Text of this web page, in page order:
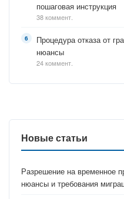
пошаговая инструкция
38 коммент.
Процедура отказа от
нюансы
24 коммент.
Новые статьи
Разрешение на временное
нюансы и требования